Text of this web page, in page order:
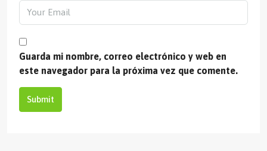
Guarda mi nombre, correo electrónico y web en
este navegador para la próxima vez que comente.
Submit